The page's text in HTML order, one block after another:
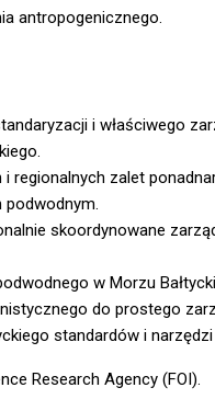
antropogenicznego.
i właściwego
i regionalnych zalet
podwodnym.
skoordynowane
w Morzu
do prostego
standardów i
Research Agency (FOI).